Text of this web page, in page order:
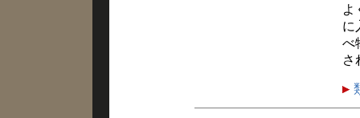
よ
に
べ
さ